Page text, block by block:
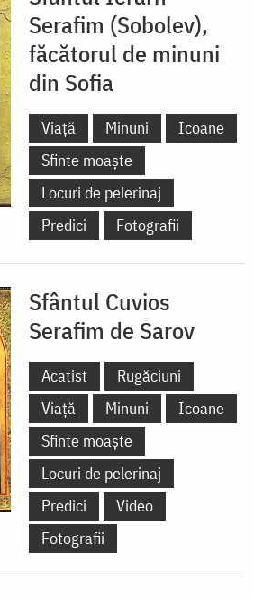
Serafim (Sobolev),
făcătorul de minuni
din Sofia
Viață Minuni
Icoane
Sfinte moaște
Locuri de pelerinaj
Predici
Fotografii
Sfântul Cuvios
Serafim de Sarov
Acatist
Rugăciuni
Viață
Minuni
Icoane
Sfinte moaște
Locuri de pelerinaj
Predici
Video
Fotografii